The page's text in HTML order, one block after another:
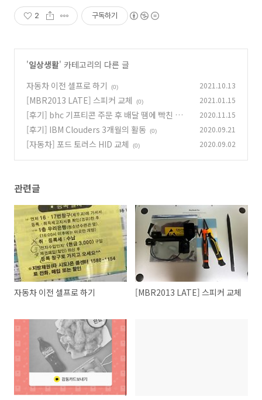
2 구독하기
'일상생활' 카테고리의 다른 글
자동차 이전 셀프로 하기
(0) 2021.10.13
[MBR2013 LATE] 스피커 교체 (0) 2021.01.15
[후기] bhc 기프티콘 주문 후 배달 땜에 빡친 후
기 (0)
2020.11.15
[후기] IBM Clouders 3개월의 활동 (0) 2020.09.21
[자동차] 포드 토러스 HID 교체 (0) 2020.09.02
관련글
자동차 이전 셀프로 하기 [MBR2013 LATE] 스피커 교체